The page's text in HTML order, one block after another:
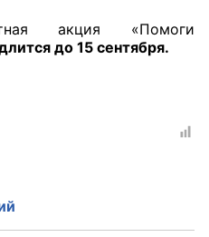
акция «Помоги
до 15 сентября.